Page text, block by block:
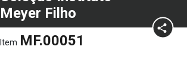
Meyer Filho
Item MF.00051